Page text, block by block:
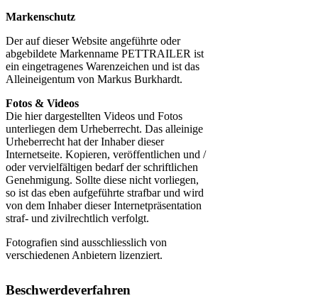
Markenschutz
Der auf dieser Website angeführte oder
abgebildete Markenname PETTRAILER ist
ein eingetragenes Warenzeichen und ist das
Alleineigentum von Markus Burkhardt.
Fotos & Videos
Die hier dargestellten Videos und Fotos
unterliegen dem Urheberrecht. Das alleinige
Urheberrecht hat der Inhaber dieser
Internetseite. Kopieren, veröffentlichen und /
oder vervielfältigen bedarf der schriftlichen
Genehmigung. Sollte diese nicht vorliegen,
so ist das eben aufgeführte strafbar und wird
von dem Inhaber dieser Internetpräsentation
straf- und zivilrechtlich verfolgt.
Fotografien sind ausschliesslich von
verschiedenen Anbietern lizenziert.
Beschwerdeverfahren